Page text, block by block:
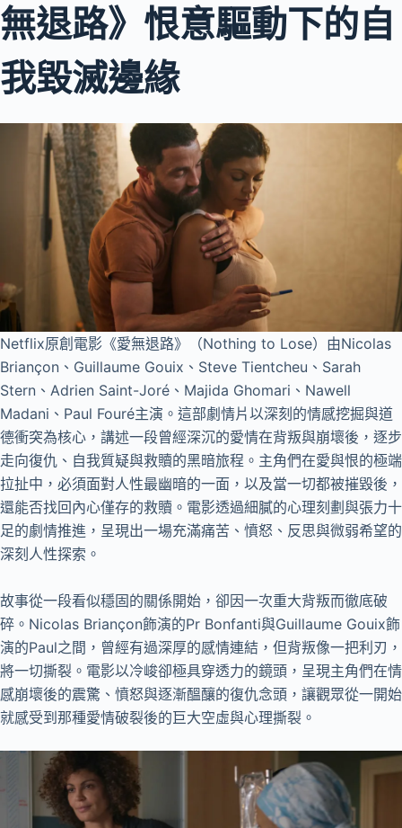
無退路》恨意驅動下的自
我毀滅邊緣
Netflix原創電影《愛無退路》（Nothing to Lose）由Nicolas
Briançon、Guillaume Gouix、Steve Tientcheu、Sarah
Stern、Adrien Saint-Joré、Majida Ghomari、Nawell
Madani、Paul Fouré主演。這部劇情片以深刻的情感挖掘與道
德衝突為核心，講述一段曾經深沉的愛情在背叛與崩壞後，逐步
走向復仇、自我質疑與救贖的黑暗旅程。主角們在愛與恨的極端
拉扯中，必須面對人性最幽暗的一面，以及當一切都被摧毀後，
還能否找回內心僅存的救贖。電影透過細膩的心理刻劃與張力十
足的劇情推進，呈現出一場充滿痛苦、憤怒、反思與微弱希望的
深刻人性探索。
故事從一段看似穩固的關係開始，卻因一次重大背叛而徹底破
碎。Nicolas Briançon飾演的Pr Bonfanti與Guillaume Gouix飾
演的Paul之間，曾經有過深厚的感情連結，但背叛像一把利刃，
將一切撕裂。電影以冷峻卻極具穿透力的鏡頭，呈現主角們在情
感崩壞後的震驚、憤怒與逐漸醞釀的復仇念頭，讓觀眾從一開始
就感受到那種愛情破裂後的巨大空虛與心理撕裂。